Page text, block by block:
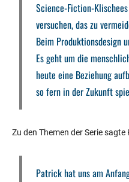
Science-Fiction-
versuchen, das zu
Beim Produktionsdesign
Es geht um die
heute eine Beziehung
so fern in der Zukunft
Zu den Themen der Serie
Patrick hat uns am